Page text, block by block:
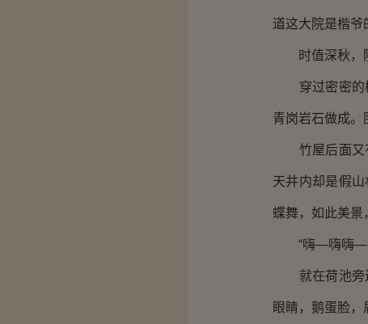
道这大院是楷爷
时值深秋，院
穿过密密的桃
青岗岩石做成。
竹屋后面又有
天井内却是假
蝶舞，如此美景
“嗨—嗨嗨—
就在荷池旁边
眼睛，鹅蛋脸，